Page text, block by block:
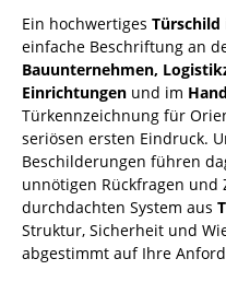
Ein hochwertiges Türschild
einfache Beschriftung an
Bauunternehmen,
Einrichtungen und im
Türkennzeichnung für
seriösen ersten Eindruck.
Beschilderungen führen
unnötigen Rückfragen und
durchdachten System aus
Struktur, Sicherheit und
abgestimmt auf Ihre